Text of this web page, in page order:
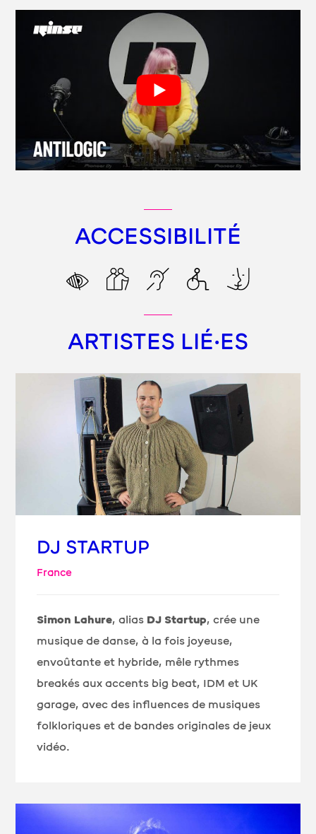
ACCESSIBILITÉ
ARTISTES LIÉ·ES
DJ STARTUP
France
Simon Lahure, alias DJ Startup, crée une
musique de danse, à la fois joyeuse,
envoûtante et hybride, mêle rythmes
breakés aux accents big beat, IDM et UK
garage, avec des influences de musiques
folkloriques et de bandes originales de jeux
vidéo.